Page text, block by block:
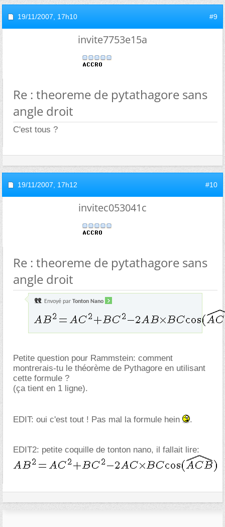
19/11/2007, 17h10 #9
invite7753e15a
Re : theoreme de pytathagore sans
angle droit
C'est tous ?
19/11/2007, 17h12 #10
invitec053041c
Re : theoreme de pytathagore sans
angle droit
Envoyé par Tonton Nano
Petite question pour Rammstein: comment
montrerais-tu le théorème de Pythagore en utilisant
cette formule ?
(ça tient en 1 ligne).
EDIT: oui c'est tout ! Pas mal la formule hein .
EDIT2: petite coquille de tonton nano, il fallait lire: